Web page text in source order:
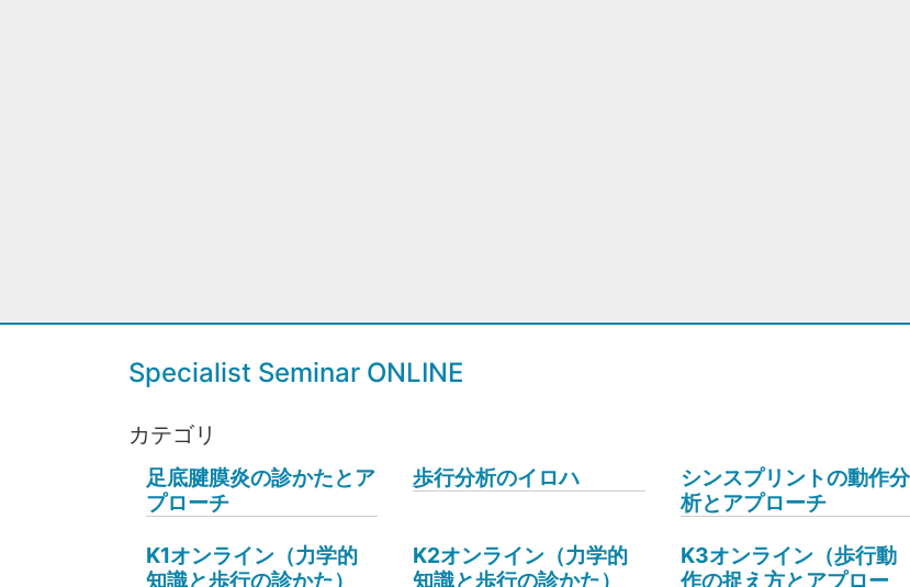
Specialist Seminar ONLINE
カテゴリ
足底腱膜炎の診かたとア
プローチ
歩行分析のイロハ
シンスプリントの動作分
析とアプローチ
K1オンライン（力学的
知識と歩行の診かた）
K2オンライン（力学的
知識と歩行の診かた）
K3オンライン（歩行動
作の捉え方とアプロー